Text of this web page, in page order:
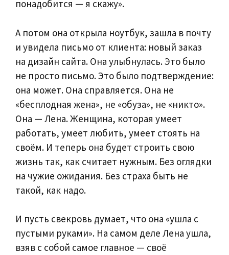
понадобится — я скажу».
А потом она открыла ноутбук, зашла в почту
и увидела письмо от клиента: новый заказ
на дизайн сайта. Она улыбнулась. Это было
не просто письмо. Это было подтверждение:
она может. Она справляется. Она не
«бесплодная жена», не «обуза», не «никто».
Она — Лена. Женщина, которая умеет
работать, умеет любить, умеет стоять на
своём. И теперь она будет строить свою
жизнь так, как считает нужным. Без оглядки
на чужие ожидания. Без страха быть не
такой, как надо.
И пусть свекровь думает, что она «ушла с
пустыми руками». На самом деле Лена ушла,
взяв с собой самое главное — своё